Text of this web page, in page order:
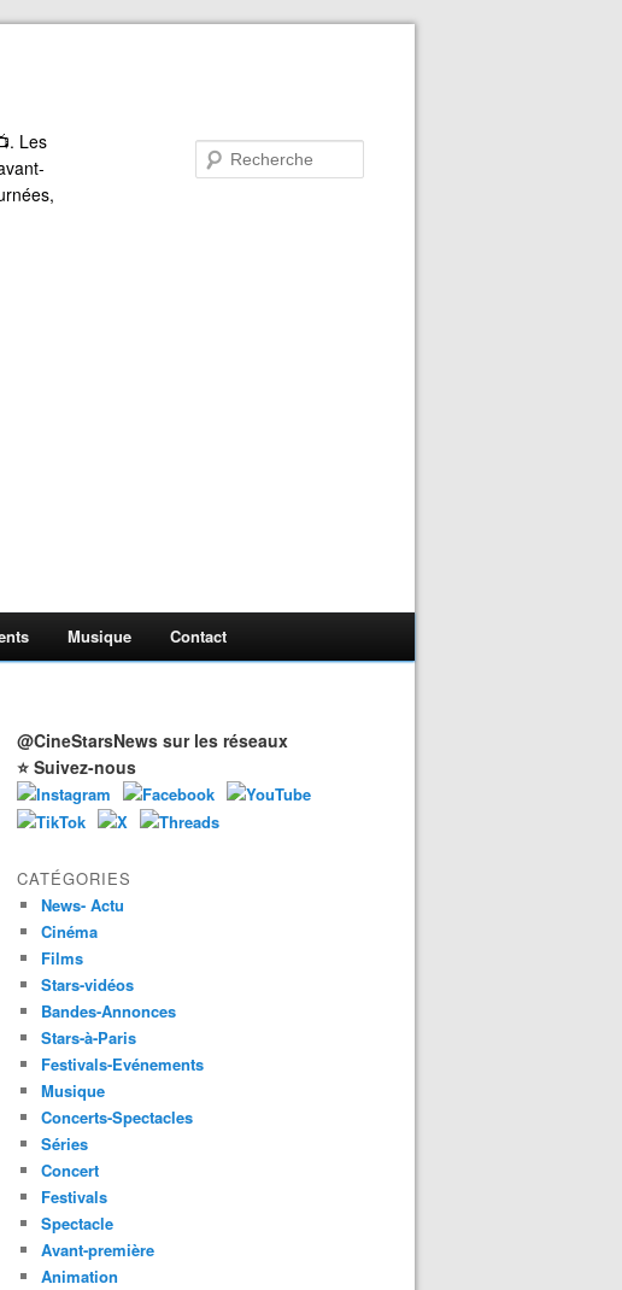
Les
Musique Contact
@CineStarsNews sur les réseaux
⭐ Suivez-nous
CATÉGORIES
News- Actu
Cinéma
Films
Stars-vidéos
Bandes-Annonces
Stars-à-Paris
Festivals-Evénements
Musique
Concerts-Spectacles
Séries
Concert
Festivals
Spectacle
Avant-première
Animation